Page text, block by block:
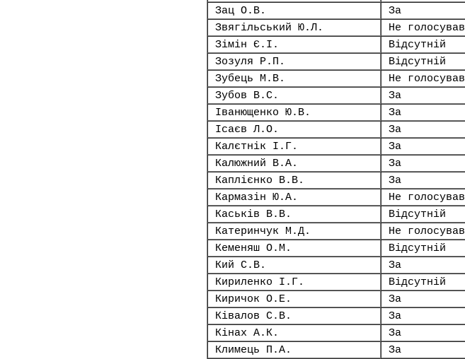
Зац О.В.
За
Звягільський Ю.Л.
Не голосував
Зімін Є.І.
Відсутній
Зозуля Р.П.
Відсутній
Зубець М.В.
Не голосував
Зубов В.С.
За
Іванющенко Ю.В.
За
Ісаєв Л.О.
За
Калєтнік І.Г.
За
Калюжний В.А.
За
Каплієнко В.В.
За
Кармазін Ю.А.
Не голосував
Каськів В.В.
Відсутній
Катеринчук М.Д.
Не голосував
Кеменяш О.М.
Відсутній
Кий С.В.
За
Кириленко І.Г.
Відсутній
Киричок О.Е.
За
Ківалов С.В.
За
Кінах А.К.
За
Климець П.А.
За